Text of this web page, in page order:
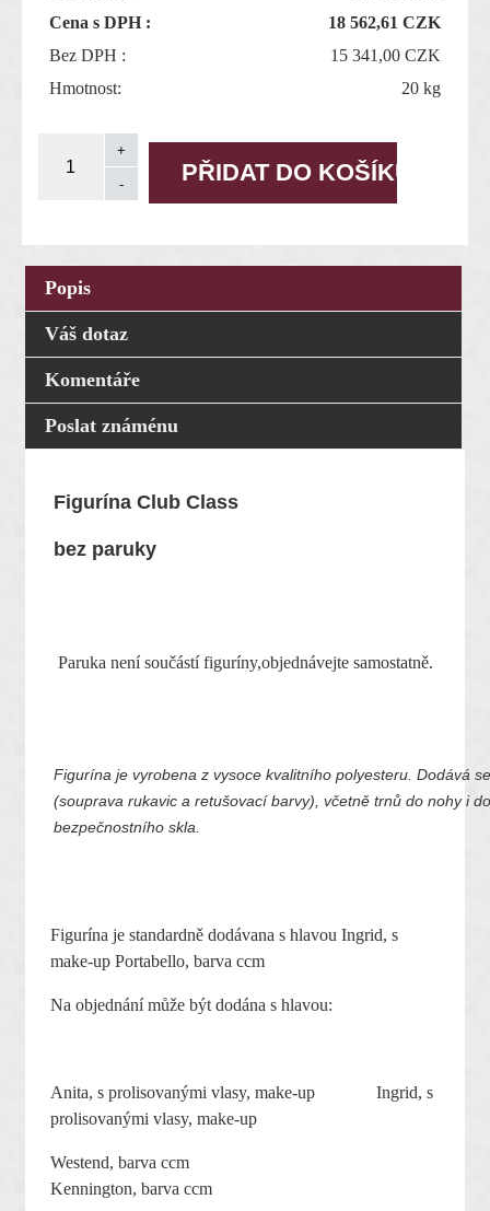
Cena s DPH :
18 562,61 CZK
Bez DPH :
15 341,00 CZK
Hmotnost:
20 kg
Popis
Váš dotaz
Komentáře
Poslat známénu
Figurína Club Class
bez paruky
Paruka není součástí figuríny,objednávejte samostatně.
Figurína je vyrobena z vysoce kvalitního polyesteru. Dodává
(souprava rukavic a retušovací barvy), včetně trnů do nohy i
bezpečnostního skla.
Figurína je standardně dodávana s hlavou Ingrid, s
make-up Portabello, barva ccm
Na objednání může být dodána s hlavou:
Anita, s prolisovanými vlasy, make-up Ingrid, s
prolisovanými vlasy, make-up
Westend, barva ccm
Kennington, barva ccm